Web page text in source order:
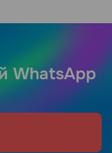
WhatsApp